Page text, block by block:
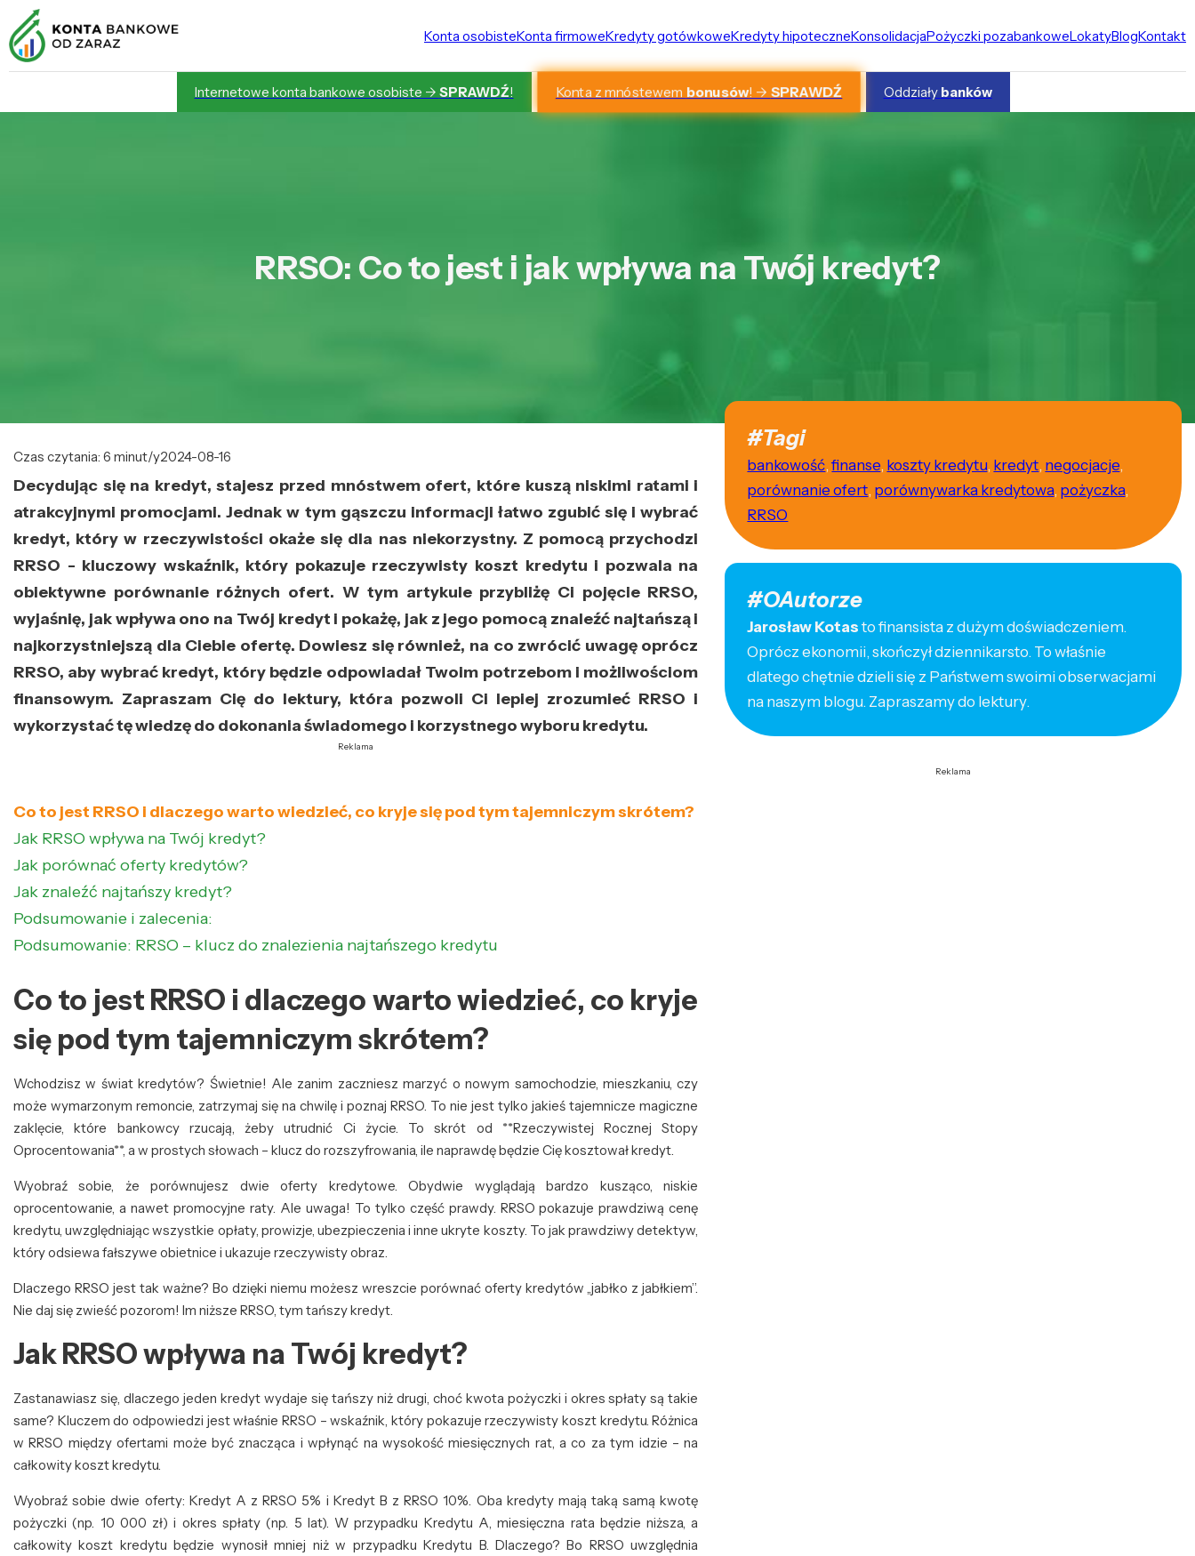
Konta osobisteKonta firmoweKredyty gotówkoweKredyty hipoteczneKonsolidacjaPożyczki pozabankoweLokatyBlogKontakt
Internetowe konta bankowe osobiste -> SPRAWDŹ! Konta z mnóstewem bonusów! ->SPRAWDŹ Oddziały banków
RRSO: Co to jest i jak wpływa na Twój kredyt?
Czas czytania: 6 minut/y2024-08-16
Decydując się na kredyt, stajesz przed mnóstwem ofert, które kuszą niskimi ratami i
atrakcyjnymi promocjami. Jednak w tym gąszczu informacji łatwo zgubić się i wybrać
kredyt, który w rzeczywistości okaże się dla nas niekorzystny. Z pomocą przychodzi
RRSO - kluczowy wskaźnik, który pokazuje rzeczywisty koszt kredytu i pozwala na
obiektywne porównanie różnych ofert. W tym artykule przybliżę Ci pojęcie RRSO,
wyjaśnię, jak wpływa ono na Twój kredyt i pokażę, jak z jego pomocą znaleźć najtańszą i
najkorzystniejszą dla Ciebie ofertę. Dowiesz się również, na co zwrócić uwagę oprócz
RRSO, aby wybrać kredyt, który będzie odpowiadał Twoim potrzebom i możliwościom
finansowym. Zapraszam Cię do lektury, która pozwoli Ci lepiej zrozumieć RRSO i
wykorzystać tę wiedzę do dokonania świadomego i korzystnego wyboru kredytu.
Reklama
Co to jest RRSO i dlaczego warto wiedzieć, co kryje się pod tym tajemniczym skrótem?
Jak RRSO wpływa na Twój kredyt?
Jak porównać oferty kredytów?
Jak znaleźć najtańszy kredyt?
Podsumowanie i zalecenia:
Podsumowanie: RRSO – klucz do znalezienia najtańszego kredytu
Co to jest RRSO i dlaczego warto wiedzieć, co kryje
się pod tym tajemniczym skrótem?
Wchodzisz w świat kredytów? Świetnie! Ale zanim zaczniesz marzyć o nowym samochodzie, mieszkaniu, czy
może wymarzonym remoncie, zatrzymaj się na chwilę i poznaj RRSO. To nie jest tylko jakieś tajemnicze magiczne
zaklęcie, które bankowcy rzucają, żeby utrudnić Ci życie. To skrót od **Rzeczywistej Rocznej Stopy
Oprocentowania**, a w prostych słowach – klucz do rozszyfrowania, ile naprawdę będzie Cię kosztował kredyt.
Wyobraź sobie, że porównujesz dwie oferty kredytowe. Obydwie wyglądają bardzo kusząco, niskie
oprocentowanie, a nawet promocyjne raty. Ale uwaga! To tylko część prawdy. RRSO pokazuje prawdziwą cenę
kredytu, uwzględniając wszystkie opłaty, prowizje, ubezpieczenia i inne ukryte koszty. To jak prawdziwy detektyw,
który odsiewa fałszywe obietnice i ukazuje rzeczywisty obraz.
Dlaczego RRSO jest tak ważne? Bo dzięki niemu możesz wreszcie porównać oferty kredytów „jabłko z jabłkiem”.
Nie daj się zwieść pozorom! Im niższe RRSO, tym tańszy kredyt.
Jak RRSO wpływa na Twój kredyt?
Zastanawiasz się, dlaczego jeden kredyt wydaje się tańszy niż drugi, choć kwota pożyczki i okres spłaty są takie
same? Kluczem do odpowiedzi jest właśnie RRSO – wskaźnik, który pokazuje rzeczywisty koszt kredytu. Różnica
w RRSO między ofertami może być znacząca i wpłynąć na wysokość miesięcznych rat, a co za tym idzie – na
całkowity koszt kredytu.
Wyobraź sobie dwie oferty: Kredyt A z RRSO 5% i Kredyt B z RRSO 10%. Oba kredyty mają taką samą kwotę
pożyczki (np. 10 000 zł) i okres spłaty (np. 5 lat). W przypadku Kredytu A, miesięczna rata będzie niższa, a
całkowity koszt kredytu będzie wynosił mniej niż w przypadku Kredytu B. Dlaczego? Bo RRSO uwzględnia
#Tagi
bankowość,finanse, koszty kredytu, kredyt, negocjacje,
porównanie ofert, porównywarka kredytowa, pożyczka,
RRSO
#OAutorze
Jarosław Kotas to finansista z dużym doświadczeniem.
Oprócz ekonomii, skończył dziennikarsto. To właśnie
dlatego chętnie dzieli się z Państwem swoimi obserwacjami
na naszym blogu. Zapraszamy do lektury.
Reklama